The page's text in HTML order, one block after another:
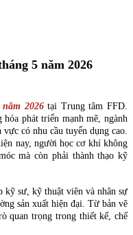
5 năm 2026
2026tại Trung tâm FFD.
phát triển mạnh mẽ, ngành
có nhu cầu tuyển dụng cao.
nay, người học cơ khí không
mà còn phải thành thạo kỹ
kỹ sư, kỹ thuật viên và nhân sự
sản xuất hiện đại. Từ bản vẽ
quan trọng trong thiết kế, chế